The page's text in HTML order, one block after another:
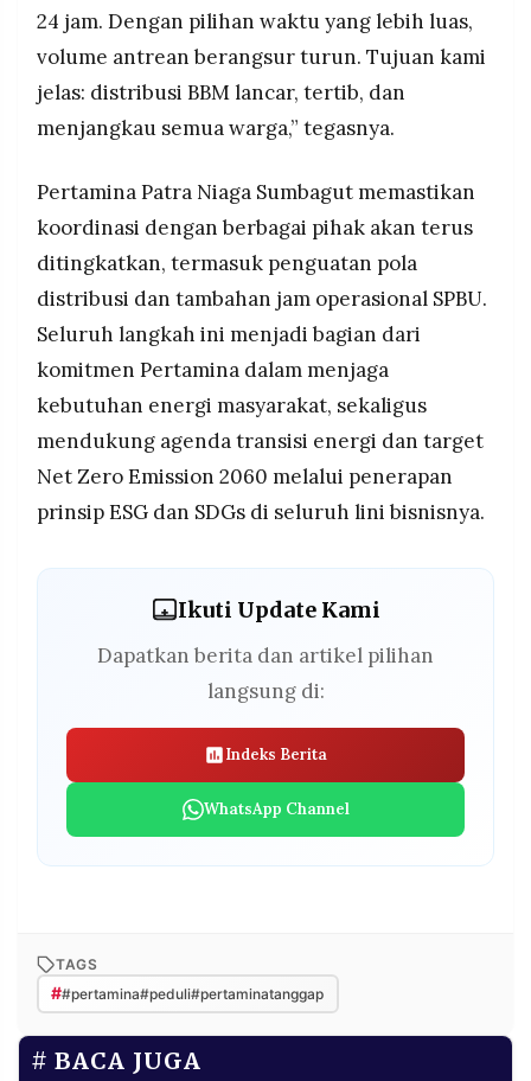
24 jam. Dengan pilihan waktu yang lebih luas,
volume antrean berangsur turun. Tujuan kami
jelas: distribusi BBM lancar, tertib, dan
menjangkau semua warga,” tegasnya.
Pertamina Patra Niaga Sumbagut memastikan
koordinasi dengan berbagai pihak akan terus
ditingkatkan, termasuk penguatan pola
distribusi dan tambahan jam operasional SPBU.
Seluruh langkah ini menjadi bagian dari
komitmen Pertamina dalam menjaga
kebutuhan energi masyarakat, sekaligus
mendukung agenda transisi energi dan target
Net Zero Emission 2060 melalui penerapan
prinsip ESG dan SDGs di seluruh lini bisnisnya.
Ikuti Update Kami
Dapatkan berita dan artikel pilihan
langsung di:
Indeks Berita
WhatsApp Channel
TAGS
##pertamina#peduli#pertaminatanggap
BACA JUGA